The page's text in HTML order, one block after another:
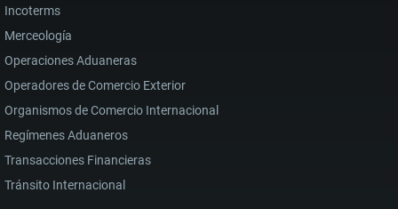
Incoterms
Merceología
Operaciones Aduaneras
Operadores de Comercio Exterior
Organismos de Comercio Internacional
Regímenes Aduaneros
Transacciones Financieras
Tránsito Internacional